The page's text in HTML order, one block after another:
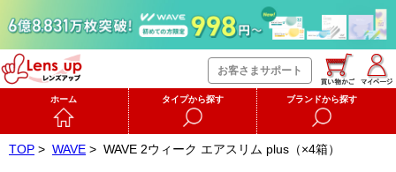
お客さまサポート
ホーム タイプから探す ブランドから探す
TOP > WAVE > WAVE 2ウィーク エアスリム plus（×4箱）